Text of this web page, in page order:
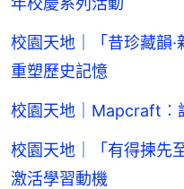
校園天地｜「昔珍藏韻
重塑歷史記憶
校園天地｜
校園天地｜「有得揀先
激活學習動機